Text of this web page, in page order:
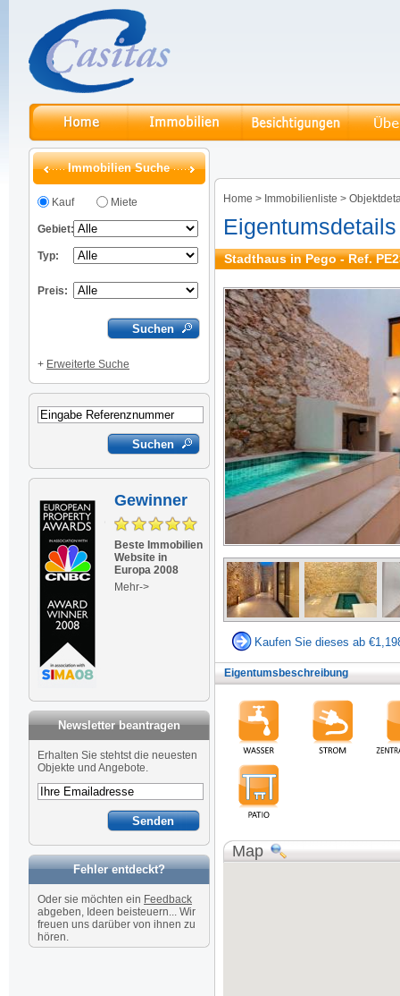
Immobilien Suche
Kauf Miete
Gebiet:
Typ:
Preis:
+ Erweiterte Suche
Gewinner
Beste Immobilien
Website in
Europa 2008
Mehr->
Newsletter beantragen
Newsletter
Erhalten Sie stehtst die neuesten
Objekte und Angebote.
Fehler entdeckt?
Oder sie möchten ein Feedback
abgeben, Ideen beisteuern... Wir
freuen uns darüber von ihnen zu
hören.
Home > Immobilienliste >
Eigentumsdetails
Stadthaus in Pego - Ref.
Kaufen Sie dieses ab
Eigentumsbeschreibung
Map